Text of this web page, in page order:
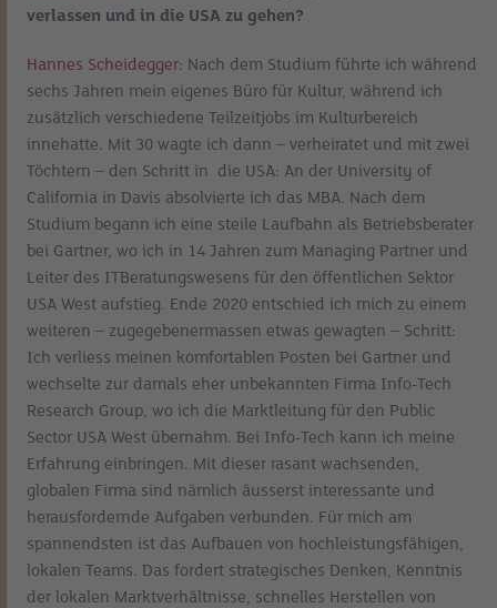
verlassen und in die USA zu gehen?
Hannes Scheidegger: Nach dem Studium führte ich während
sechs Jahren mein eigenes Büro für Kultur, während ich
zusätzlich verschiedene Teilzeitjobs im Kulturbereich
innehatte. Mit 30 wagte ich dann – verheiratet und mit zwei
Töchtern – den Schritt in die USA: An der University of
California in Davis absolvierte ich das MBA. Nach dem
Studium begann ich eine steile Laufbahn als Betriebsberater
bei Gartner, wo ich in 14 Jahren zum Managing Partner und
Leiter des ITBeratungswesens für den öffentlichen Sektor
USA West aufstieg. Ende 2020 entschied ich mich zu einem
weiteren – zugegebenermassen etwas gewagten – Schritt:
Ich verliess meinen komfortablen Posten bei Gartner und
wechselte zur damals eher unbekannten Firma Info-Tech
Research Group, wo ich die Marktleitung für den Public
Sector USA West übernahm. Bei Info-Tech kann ich meine
Erfahrung einbringen. Mit dieser rasant wachsenden,
globalen Firma sind nämlich äusserst interessante und
herausfordernde Aufgaben verbunden. Für mich am
spannendsten ist das Aufbauen von hochleistungsfähigen,
lokalen Teams. Das fordert strategisches Denken, Kenntnis
der lokalen Marktverhältnisse, schnelles Herstellen von